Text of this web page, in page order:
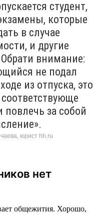
студент,
которые
в случае
и другие
внимание:
не подал
из отпуска, это
повлечь за собой
юрист hh.ru
нет
общежития. Хорошо,